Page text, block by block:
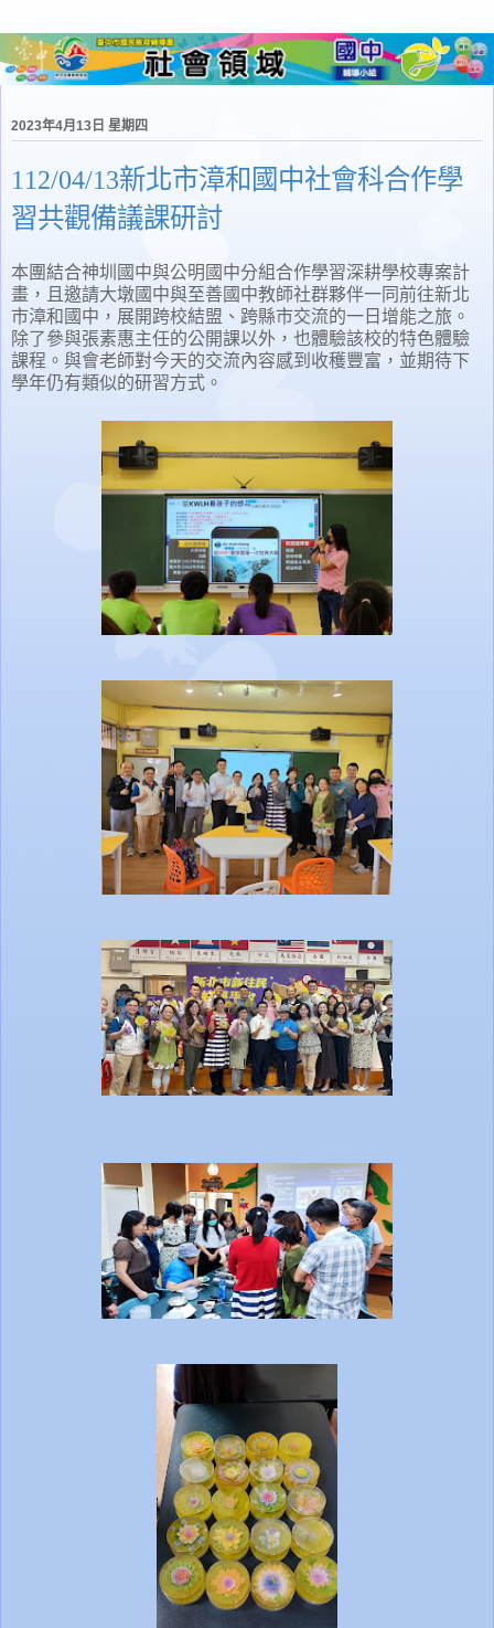
2023年4月13日 星期四
112/04/13新北市漳和國中社會科合作學
習共觀備議課研討
本團結合神圳國中與公明國中分組合作學習深耕學校專案計
畫，且邀請大墩國中與至善國中教師社群夥伴一同前往新北
市漳和國中，展開跨校結盟、跨縣市交流的一日增能之旅。
除了參與張素惠主任的公開課以外，也體驗該校的特色體驗
課程。與會老師對今天的交流內容感到收穫豐富，並期待下
學年仍有類似的研習方式。